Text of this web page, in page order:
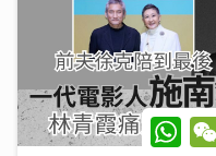
W
h